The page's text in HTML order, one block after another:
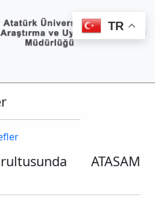
ATASAM
TR